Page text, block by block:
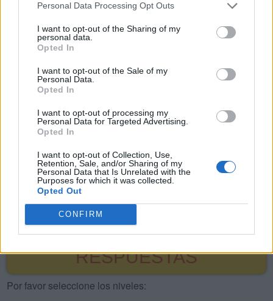
Personal Data Processing Opt Outs
I want to opt-out of the Sharing of my
personal data.
Opted In
I want to opt-out of the Sale of my
Personal Data.
Opted In
I want to opt-out of processing my
Personal Data for Targeted Advertising.
Opted In
I want to opt-out of Collection, Use,
Retention, Sale, and/or Sharing of my
Personal Data that Is Unrelated with the
Purposes for which it was collected.
Opted Out
CONFIRM
E L A D
A
V
E
A D
V A
L
L L
L E
A
A L
A
L
A
A L L
E
L D
BUSCAR MÁS
RESPUESTAS
Por favor seleccione los niveles: